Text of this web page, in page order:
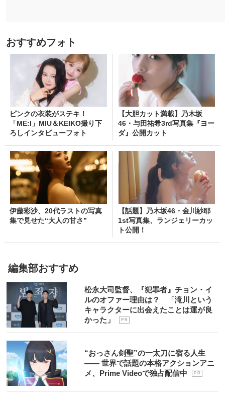
おすすめフォト
ピンクの衣装がステキ！
「ME:I」MIU＆KEIKO撮り下
ろしインタビューフォト
【大胆カット満載】乃木坂
46・与田祐希3rd写真集『ヨー
ダ』公開カット
伊藤彩沙、20代ラストの写真
集で見せた“大人の甘さ”
【話題】乃木坂46・金川紗耶
1st写真集、ランジェリーカッ
ト公開！
編集部おすすめ
松永大司監督、『犯罪者』チョン・イ
ルのオファー理由は？ 「滝川という
キャラクターに出会えたことは運が良
かった」
P R
“おっさん剣聖”の一太刀に宿る人生
―― 世界で話題の本格アクションアニ
メ、Prime Videoで独占配信中
P R